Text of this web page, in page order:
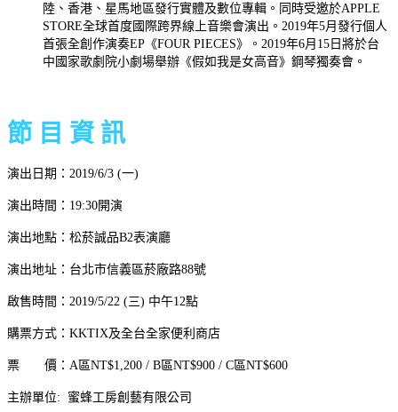
陸、香港、星馬地區發行實體及數位專輯。同時受邀於APPLE
STORE全球首度國際跨界線上音樂會演出。2019年5月發行個人
首張全創作演奏EP《FOUR PIECES》。2019年6月15日將於台
中國家歌劇院小劇場舉辦《假如我是女高音》鋼琴獨奏會。
節 目 資 訊
演出日期：2019/6/3 (一)
演出時間：19:30開演
演出地點：松菸誠品B2表演廳
演出地址：台北市信義區菸廠路88號
啟售時間：2019/5/22 (三) 中午12點
購票方式：KKTIX及全台全家便利商店
票 價：A區NT$1,200 / B區NT$900 / C區NT$600
主辦單位: 蜜蜂工房創藝有限公司